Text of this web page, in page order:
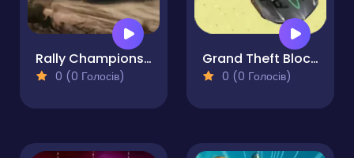
Rally Championship
0 (0 Голосів)
Grand Theft Blockworld
0 (0 Голосів)